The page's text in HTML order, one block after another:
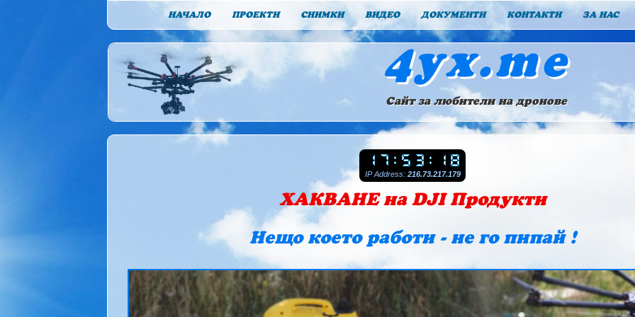
НАЧАЛО ПРОЕКТИ СНИМКИ ВИДЕО ДОКУМЕНТИ КОНТАКТИ ЗА НАС
4yx.me
Сайт за любители на дронове
IP Address: 216.73.217.179
ХАКВАНЕ на DJI Продукти
Нещо което работи - не го пипай !